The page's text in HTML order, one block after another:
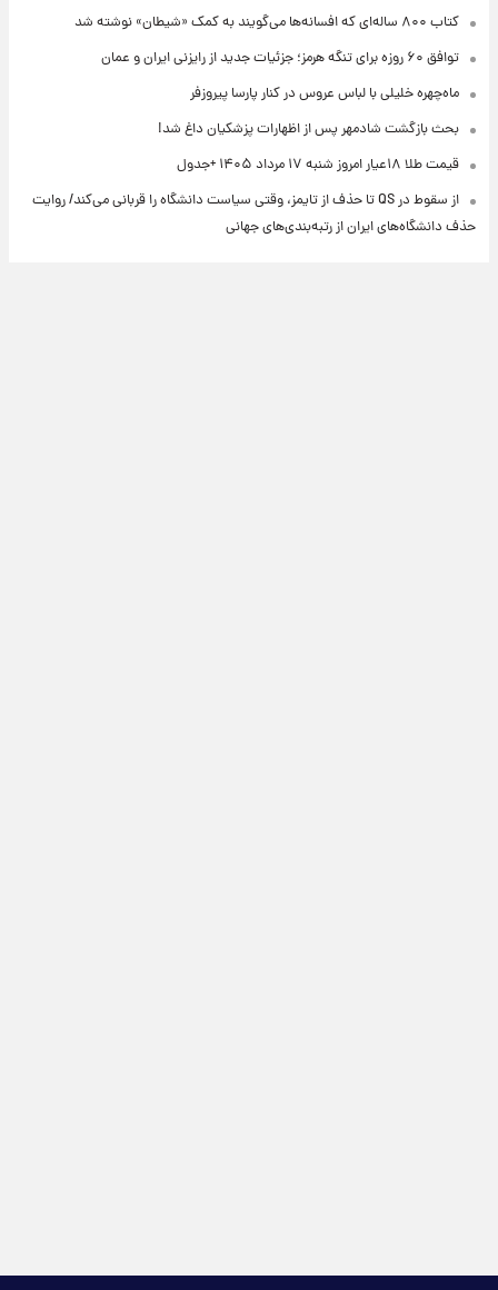
کتاب ۸۰۰ ساله‌ای که افسانه‌ها می‌گویند به کمک «شیطان» نوشته شد
توافق ۶۰ روزه برای تنگه هرمز؛ جزئیات جدید از رایزنی ایران و عمان
ماه‌چهره خلیلی با لباس عروس در کنار پارسا پیروزفر
بحث بازگشت شادمهر پس از اظهارات پزشکیان داغ شد!
قیمت طلا ۱۸عیار امروز شنبه ۱۷ مرداد ۱۴۰۵ +جدول
از سقوط در QS تا حذف از تایمز، وقتی سیاست دانشگاه را قربانی می‌کند/ روایت
حذف دانشگاه‌های ایران از رتبه‌بندی‌های جهانی